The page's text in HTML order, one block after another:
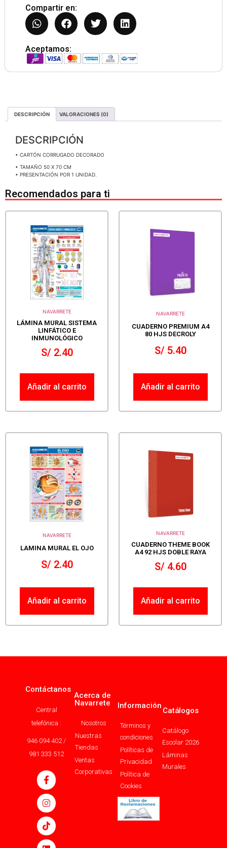
Compartir en:
Aceptamos:
DESCRIPCIÓN VALORACIONES (0)
DESCRIPCIÓN
• CARTÓN CORRUGADO DECORADO
• TAMAÑO 50 X 70 CM
• PRESENTACIÓN POR 1 UNIDAD.
Recomendados para ti
NAVARRETE
LÁMINA MURAL SISTEMA
LINFÁTICO E
INMUNOLÓGICO
S/2.40
Añadir al carrito
NAVARRETE
CUADERNO PREMIUM A4
80 HJS DECROLY
S/5.40
Añadir al carrito
NAVARRETE
LAMINA MURAL EL OJO
S/2.40
Añadir al carrito
NAVARRETE
CUADERNO THEME BOOK
A4 92 HJS DOBLE RAYA
S/4.60
Añadir al carrito
Contáctanos
Central
telefónica :
946 094 402 /
981 333 512
Acerca de
Navarrete
Nosotros
Nuestras
Tiendas
Ventas
Corporativas
Información
Términos y
condiciones
Políticas de
Privacidad
Política de
Cookies
Catálogos
Catálogo
Escolar 2026
Láminas
Murales